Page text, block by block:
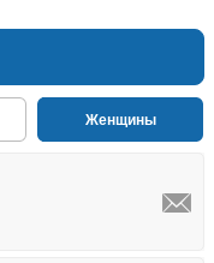
Женщины